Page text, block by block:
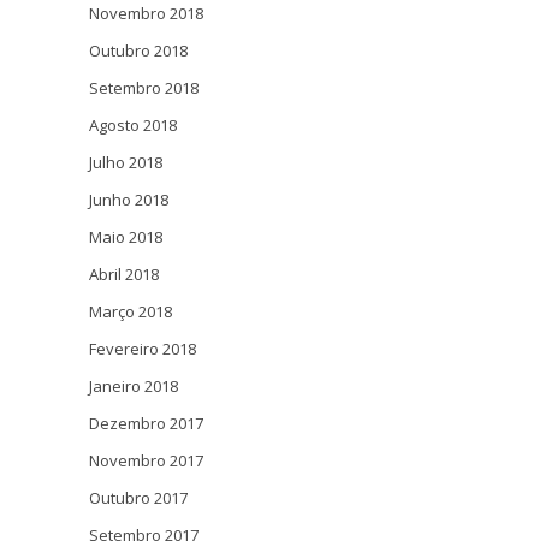
Novembro 2018
Outubro 2018
Setembro 2018
Agosto 2018
Julho 2018
Junho 2018
Maio 2018
Abril 2018
Março 2018
Fevereiro 2018
Janeiro 2018
Dezembro 2017
Novembro 2017
Outubro 2017
Setembro 2017